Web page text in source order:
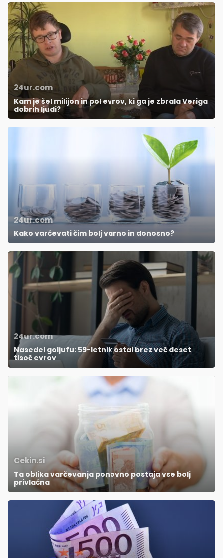
24ur.com
Kam je šel milijon in pol evrov, ki ga je zbrala Veriga
dobrih ljudi?
24ur.com
Kako varčevati čim bolj varno in donosno?
24ur.com
Nasedel goljufu: 59-letnik ostal brez več deset
tisoč evrov
Cekin.si
Ta oblika varčevanja ponovno postaja vse bolj
privlačna